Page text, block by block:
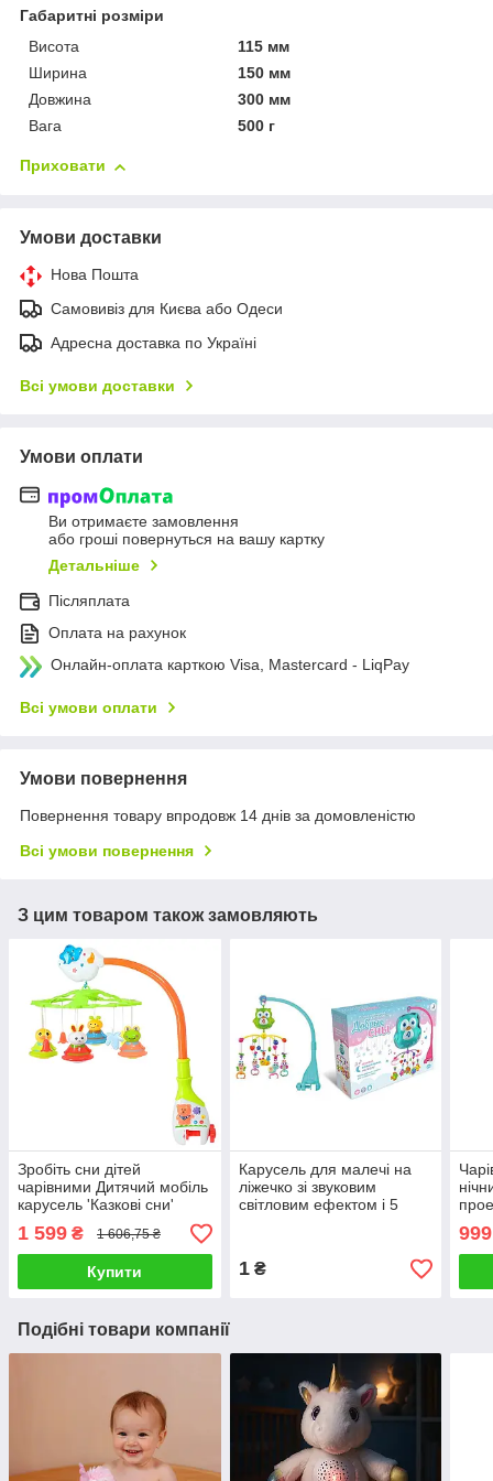
Габаритні розміри
Висота
115 мм
Ширина
150 мм
Довжина
300 мм
Вага
500 г
Приховати
Умови доставки
Нова Пошта
Самовивіз для Києва або Одеси
Адресна доставка по Україні
Всі умови доставки
Умови оплати
Ви отримаєте замовлення
або гроші повернуться на вашу картку
Детальніше
Післяплата
Оплата на рахунок
Онлайн-оплата карткою Visa, Mastercard - LiqPay
Всі умови оплати
Умови повернення
Повернення товару впродовж 14 днів за домовленістю
Всі умови повернення
З цим товаром також замовляють
Зробіть сни дітей
чарівними Дитячий мобіль
карусель 'Казкові сни'
Музика світло і барвисті
іграшки
1 599 ₴ 1 606,75 ₴
Купити
Карусель для малечі на
ліжечко зі звуковим
світловим ефектом і 5
1₴
999
Подібні товари компанії